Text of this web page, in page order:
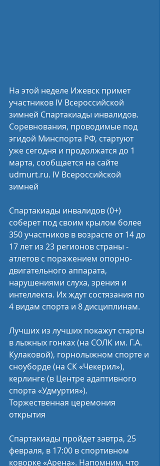
На этой неделе Ижевск примет
участников IV Всероссийской
зимней Спартакиады инвалидов.
Соревнования, проводимые под
эгидой Минспорта РФ, стартуют
уже сегодня и продолжатся до 1
марта, сообщается на сайте
udmurt.ru. IV Всероссийской
зимней
Спартакиады инвалидов (0+)
соберет под своим крылом более
350 участников в возрасте от 14 до
17 лет из 23 регионов страны -
атлетов с поражением опорно-
двигательного аппарата,
нарушениями слуха, зрения и
интеллекта. Их ждут состязания по
4 видам спорта и 8 дисциплинам.
Лучших из лучших покажут старты
в лыжных гонках (на СОЛК им. Г.А.
Кулаковой), горнолыжном спорте и
сноуборде (на СК «Чекерил»),
керлинге (в Центре адаптивного
спорта «Удмуртия»).
Торжественная церемония
открытия
Спартакиады пройдет завтра, 25
февраля, в 17:00 в спортивном
коворке «Арена». Напомним, что